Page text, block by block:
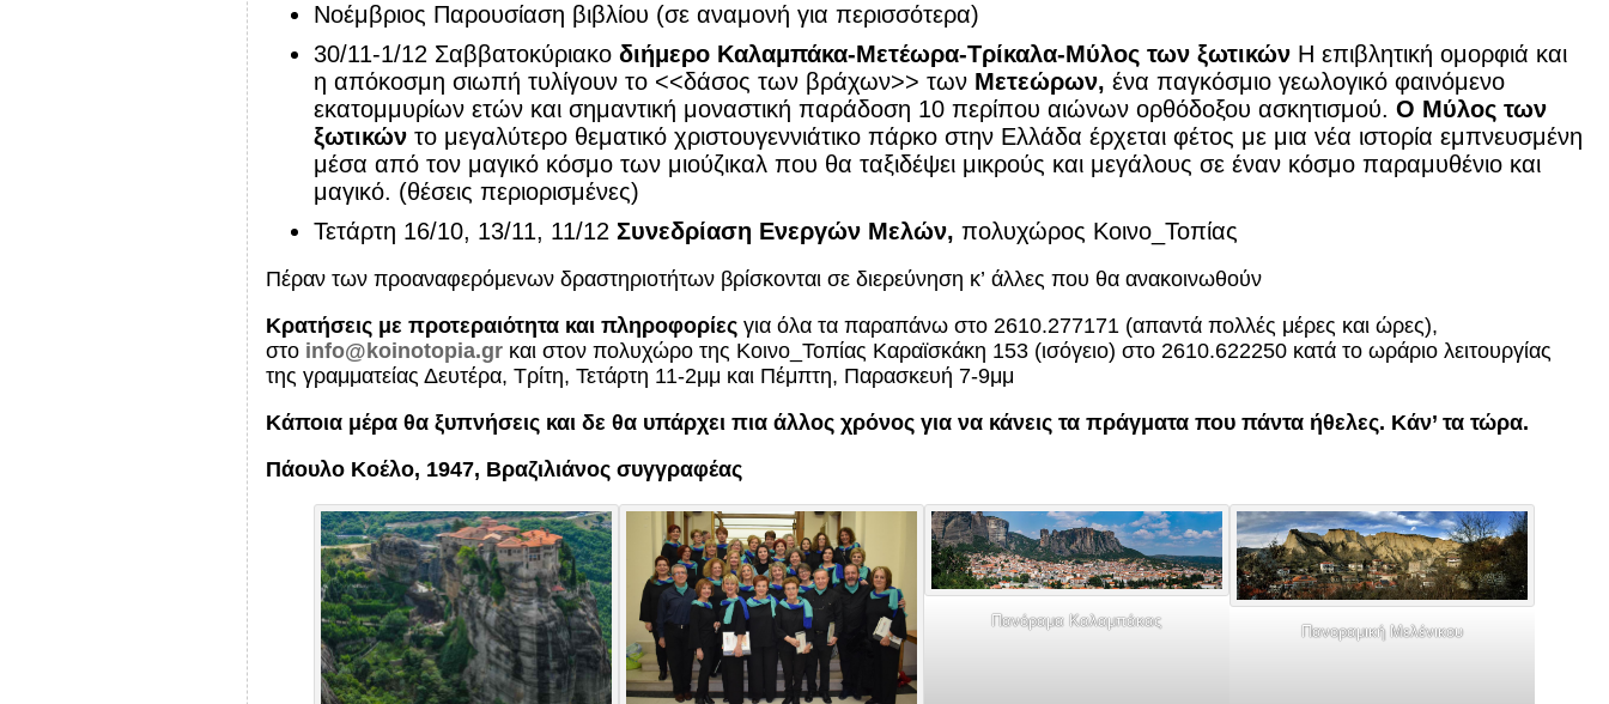
Νοέμβριος Παρουσίαση βιβλίου (σε αναμονή για περισσότερα)
30/11-1/12 Σαββατοκύριακοδιήμερο Καλαμπάκα-Μετέωρα-Τρίκαλα-Μύλος των ξωτικών Η επιβλητική ομορφιά και
η απόκοσμη σιωπή τυλίγουν το <<δάσος των βράχων>> των Μετεώρων, ένα παγκόσμιο γεωλογικό φαινόμενο
εκατομμυρίων ετών και σημαντική μοναστική παράδοση 10 περίπου αιώνων ορθόδοξου ασκητισμού. Ο Μύλος των
ξωτικώντο μεγαλύτερο θεματικό χριστουγεννιάτικο πάρκο στην Ελλάδα έρχεται φέτος με μια νέα ιστορία εμπνευσμένη
μέσα από τον μαγικό κόσμο των μιούζικαλ που θα ταξιδέψει μικρούς και μεγάλους σε έναν κόσμο παραμυθένιο και
μαγικό. (θέσεις περιορισμένες)
Τετάρτη 16/10, 13/11, 11/12 Συνεδρίαση Ενεργών Μελών, πολυχώρος Κοινο_Τοπίας
Πέραν των προαναφερόμενων δραστηριοτήτων βρίσκονται σε διερεύνηση κ’ άλλες που θα ανακοινωθούν
Κρατήσεις με προτεραιότητα και πληροφορίες για όλα τα παραπάνω στο 2610.277171 (απαντά πολλές μέρες και ώρες),
στο info@koinotopia.grκαι στον πολυχώρο της Κοινο_Τοπίας Καραϊσκάκη 153 (ισόγειο) στο 2610.622250 κατά το ωράριο λειτουργίας
της γραμματείας Δευτέρα, Τρίτη, Τετάρτη 11-2μμ και Πέμπτη, Παρασκευή 7-9μμ
Κάποια μέρα θα ξυπνήσεις και δε θα υπάρχει πια άλλος χρόνος για να κάνεις τα πράγματα που πάντα ήθελες. Κάν’ τα τώρα.
Πάουλο Κοέλο, 1947, Βραζιλιάνος συγγραφέας
Πανόραμα Καλαμπάκας
Πανοραμική Μελένικου